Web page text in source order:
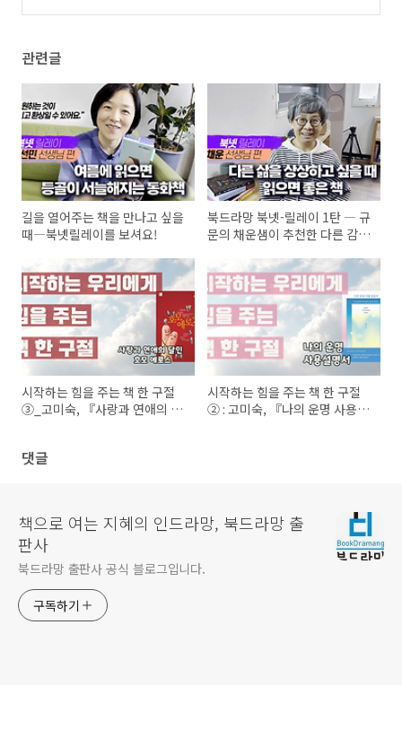
관련글
길을 열어주는 책을 만나고 싶을
때―북넷릴레이를 보셔요!
북드라망 북넷-릴레이 1탄 ― 규
문의 채운샘이 추천한 다른 감
으로’ 꿈꾸게 하는 책들
시작하는 힘을 주는 책 한 구절
③_고미숙, 『사랑과 연애의 달
시작하는 힘을 주는 책 한 구절
② : 고미숙, 『나의 운명 사용설
댓글
책으로 여는 지혜의 인드라망, 북드라망 출
판사
북드라망 출판사 공식 블로그입니다.
구독하기